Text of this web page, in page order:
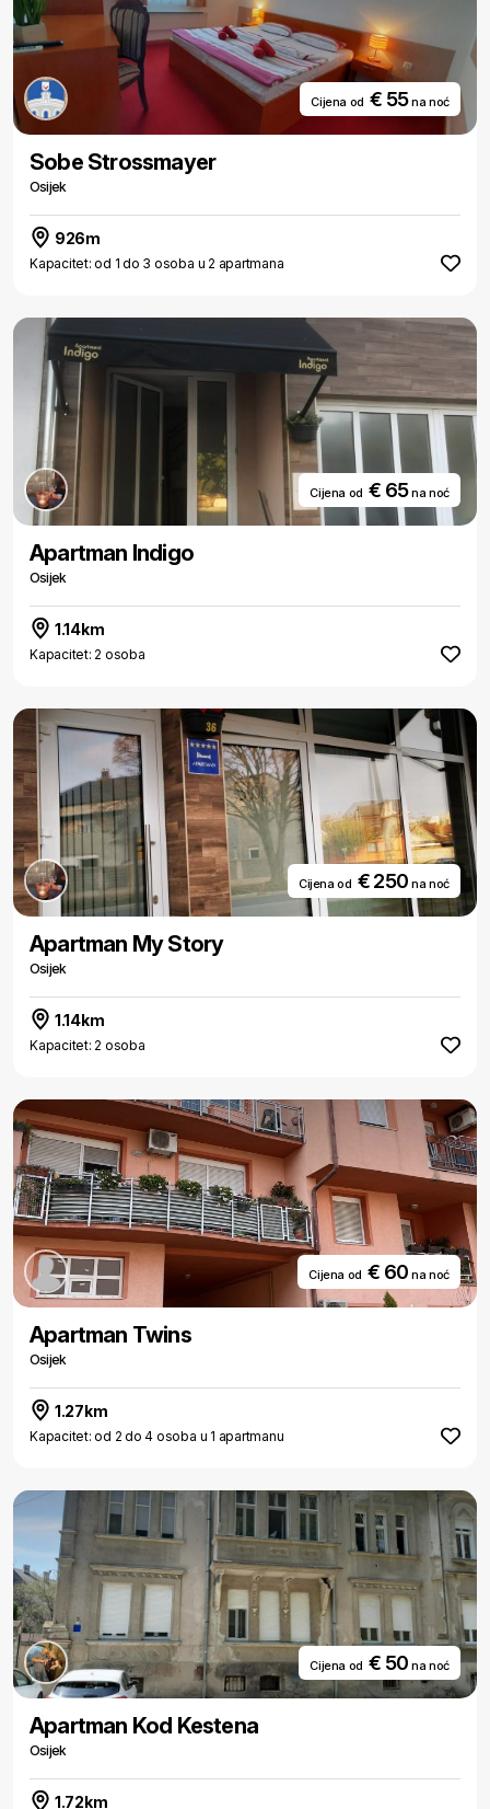
Cijena od € 55na noć
Sobe Strossmayer
Osijek
926m
Kapacitet: od 1 do 3 osoba u 2 apartmana
Cijena od € 65na noć
Apartman Indigo
Osijek
1.14km
Kapacitet: 2 osoba
Cijena od € 250na noć
Apartman My Story
Osijek
1.14km
Kapacitet: 2 osoba
Cijena od € 60na noć
Apartman Twins
Osijek
1.27km
Kapacitet: od 2 do 4 osoba u 1 apartmanu
Cijena od € 50na noć
Apartman Kod Kestena
Osijek
1.72km